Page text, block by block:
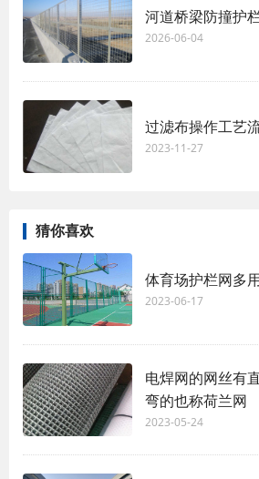
河道桥梁防撞护
2026-06-04
过滤布操作工艺
2023-11-27
猜你喜欢
体育场护栏网多
2023-06-17
电焊网的网丝有
弯的也称荷兰网
2023-05-24